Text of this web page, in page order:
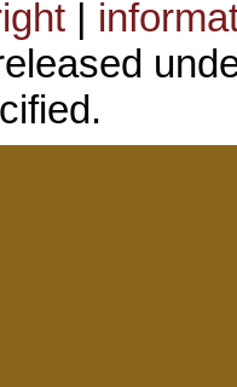
|